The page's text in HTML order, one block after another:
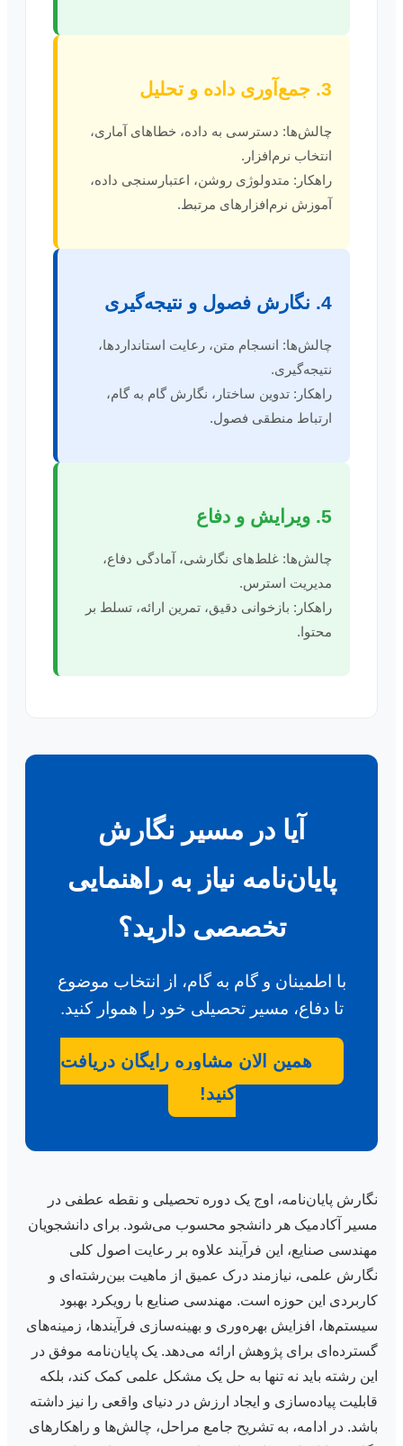
3. جمع‌آوری داده و تحلیل
چالش‌ها: دسترسی به داده، خطاهای آماری،
انتخاب نرم‌افزار.
راهکار: متدولوژی روشن، اعتبارسنجی داده،
آموزش نرم‌افزارهای مرتبط.
4. نگارش فصول و نتیجه‌گیری
چالش‌ها: انسجام متن، رعایت استانداردها،
نتیجه‌گیری.
راهکار: تدوین ساختار، نگارش گام به گام،
ارتباط منطقی فصول.
5. ویرایش و دفاع
چالش‌ها: غلط‌های نگارشی، آمادگی دفاع،
مدیریت استرس.
راهکار: بازخوانی دقیق، تمرین ارائه، تسلط بر
محتوا.
آیا در مسیر نگارش
پایان‌نامه نیاز به راهنمایی
تخصصی دارید؟
با اطمینان و گام به گام، از انتخاب موضوع
تا دفاع، مسیر تحصیلی خود را هموار کنید.
همین الان مشاوره رایگان دریافت
کنید!
نگارش پایان‌نامه، اوج یک دوره تحصیلی و نقطه عطفی در
مسیر آکادمیک هر دانشجو محسوب می‌شود. برای دانشجویان
مهندسی صنایع، این فرآیند علاوه بر رعایت اصول کلی
نگارش علمی، نیازمند درک عمیق از ماهیت بین‌رشته‌ای و
کاربردی این حوزه است. مهندسی صنایع با رویکرد بهبود
سیستم‌ها، افزایش بهره‌وری و بهینه‌سازی فرآیندها، زمینه‌های
گسترده‌ای برای پژوهش ارائه می‌دهد. یک پایان‌نامه موفق در
این رشته باید نه تنها به حل یک مشکل علمی کمک کند، بلکه
قابلیت پیاده‌سازی و ایجاد ارزش در دنیای واقعی را نیز داشته
باشد. در ادامه، به تشریح جامع مراحل، چالش‌ها و راهکارهای